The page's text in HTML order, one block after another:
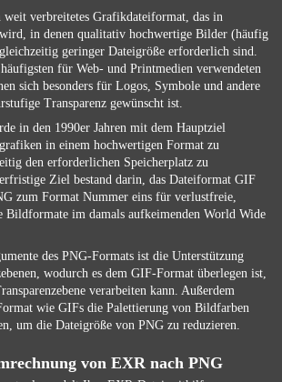
weit verbreitetes Grafikdateiformat, das in
in denen qualitativ hochwertige Bilder (häufig
geringer Dateigröße erforderlich sind.
für Web- und Printmedien verwendeten
sich besonders für Logos, Symbole und andere
Transparenz gewünscht ist.
in den 1990er Jahren mit dem Hauptziel
in einem hochwertigen Format zu
den erforderlichen Speicherplatz zu
Ziel bestand darin, das Dateiformat GIF
zum Format Nummer eins für verlustfreie,
Bildformate im damals aufkeimenden World Wide
des PNG-Formats ist die Unterstützung
wodurch es dem GIF-Format überlegen ist,
verarbeiten kann. Außerdem
wie GIFs die Palettierung von Bildfarben
um die Dateigröße von PNG zu reduzieren.
von EXR nach PNG